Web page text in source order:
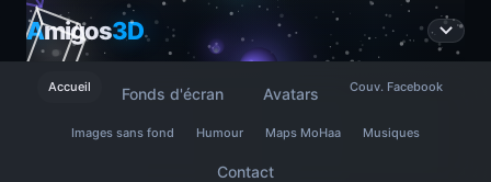
Amigos3D
Accueil Fonds d'écran Avatars Couv. Facebook
Images sans fond Humour Maps MoHaa Musiques
Contact